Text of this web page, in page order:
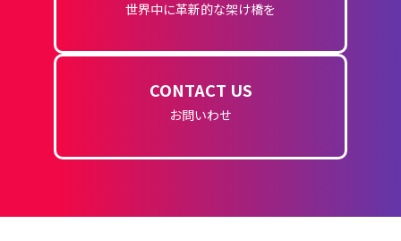
世界中に革新的な架け橋を
CONTACT US
お問いわせ